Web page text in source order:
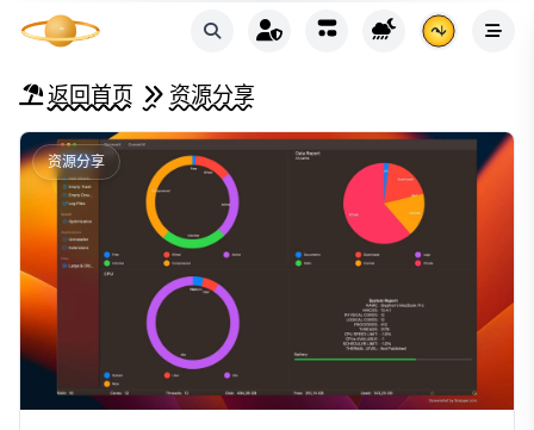
返回首页 资源分享
资源分享